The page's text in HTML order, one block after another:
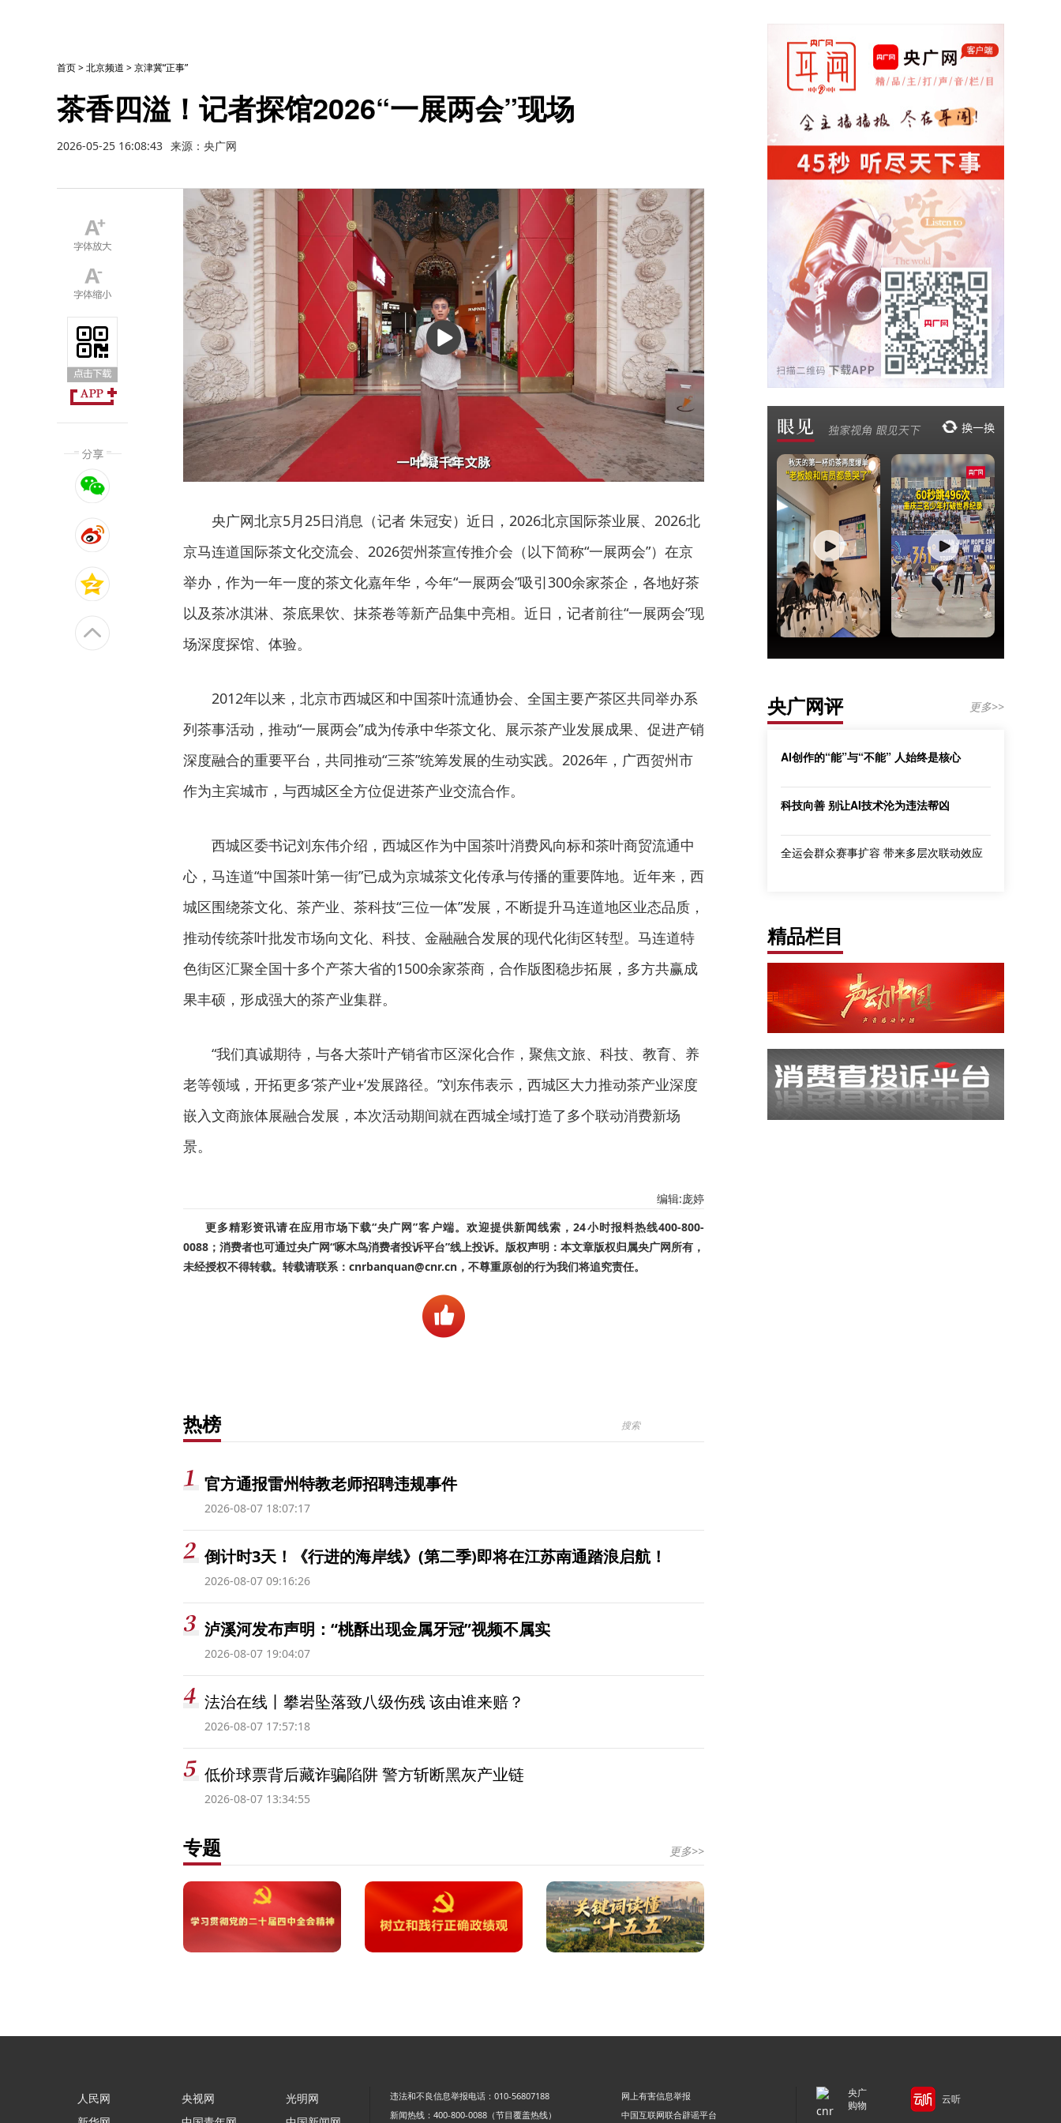
首页>北京频道 >京津冀“正事”
茶香四溢！记者探馆2026“一展两会”现场
2026-05-25 16:08:43 来源：央广网
播
放
央广网北京5月25日消息（记者 朱冠安）近日，2026北京国际茶业展、2026北
京马连道国际茶文化交流会、2026贺州茶宣传推介会（以下简称“一展两会”）在京
举办，作为一年一度的茶文化嘉年华，今年“一展两会”吸引300余家茶企，各地好茶
以及茶冰淇淋、茶底果饮、抹茶卷等新产品集中亮相。近日，记者前往“一展两会”现
场深度探馆、体验。
2012年以来，北京市西城区和中国茶叶流通协会、全国主要产茶区共同举办系
列茶事活动，推动“一展两会”成为传承中华茶文化、展示茶产业发展成果、促进产销
深度融合的重要平台，共同推动“三茶”统筹发展的生动实践。2026年，广西贺州市
作为主宾城市，与西城区全方位促进茶产业交流合作。
西城区委书记刘东伟介绍，西城区作为中国茶叶消费风向标和茶叶商贸流通中
心，马连道“中国茶叶第一街”已成为京城茶文化传承与传播的重要阵地。近年来，西
城区围绕茶文化、茶产业、茶科技“三位一体”发展，不断提升马连道地区业态品质，
推动传统茶叶批发市场向文化、科技、金融融合发展的现代化街区转型。马连道特
色街区汇聚全国十多个产茶大省的1500余家茶商，合作版图稳步拓展，多方共赢成
果丰硕，形成强大的茶产业集群。
“我们真诚期待，与各大茶叶产销省市区深化合作，聚焦文旅、科技、教育、养
老等领域，开拓更多‘茶产业+’发展路径。”刘东伟表示，西城区大力推动茶产业深度
嵌入文商旅体展融合发展，本次活动期间就在西城全域打造了多个联动消费新场
景。
编辑:庞婷
更多精彩资讯请在应用市场下载“央广网”客户端。欢迎提供新闻线索，24小时报料热线400-800-
0088；消费者也可通过央广网“啄木鸟消费者投诉平台”线上投诉。版权声明：本文章版权归属央广网所有，
未经授权不得转载。转载请联系：cnrbanquan@cnr.cn，不尊重原创的行为我们将追究责任。
热榜
官方通报雷州特教老师招聘违规事件
2026-08-07 18:07:17
倒计时3天！《行进的海岸线》(第二季)即将在江苏南通踏浪启航！
2026-08-07 09:16:26
泸溪河发布声明：“桃酥出现金属牙冠”视频不属实
2026-08-07 19:04:07
法治在线丨攀岩坠落致八级伤残 该由谁来赔？
2026-08-07 17:57:18
低价球票背后藏诈骗陷阱 警方斩断黑灰产业链
2026-08-07 13:34:55
专题 更多>>
央广网评 更多>>
AI创作的“能”与“不能” 人始终是核心
科技向善 别让AI技术沦为违法帮凶
全运会群众赛事扩容 带来多层次联动效应
精品栏目
人民网
央视网
光明网
违法和不良信息举报电话：010-56807188
网上有害信息举报
新闻热线：400-800-0088（节目覆盖热线）
中国互联网联合辟谣平台
央广
购物
云听